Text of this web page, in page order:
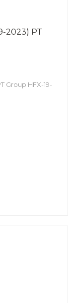
2023) PT
Group HFX-19-